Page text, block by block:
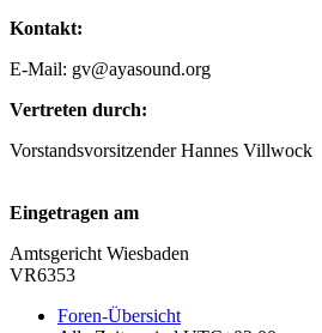
Kontakt:
E-Mail: gv@ayasound.org
Vertreten durch:
Vorstandsvorsitzender Hannes Villwock
Eingetragen am
Amtsgericht Wiesbaden
VR6353
Foren-Übersicht